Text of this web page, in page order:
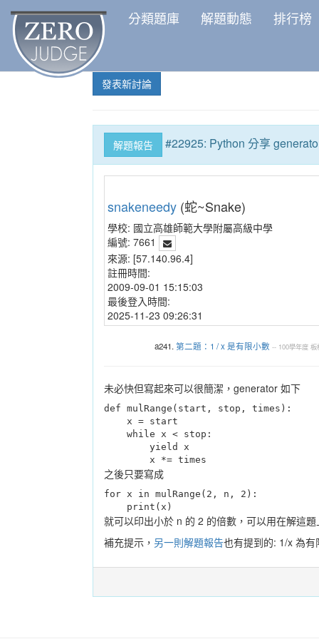
分類題庫 解題動態 排行榜
發表新討論
解題報告 #22925: Python 分享
snakeneedy (蛇~Snake)
學校: 國立高雄師範大學附屬高級中學
編號: 7661
來源: [57.140.96.4]
註冊時間:
2009-09-01 15:15:03
最後登入時間:
2025-11-23 09:26:31
a241.第二題：1 / x 是有限小數 -- 100學年度 板
未必快但寫起來可以很簡潔，generator 如下
def mulRange(start, stop, times):
        x *= times
之後只要寫成
for x in mulRange(2, n, 2):
    print(x)
就可以印出小於 n 的 2 的倍數，可以用在解這題
補充提示， 另一則解題報告也有提到的: 1/x 為